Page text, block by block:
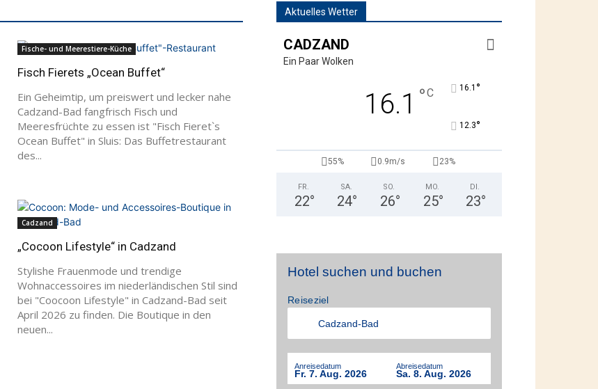
Fische- und Meerestiere-Küche
Fisch Fierets „Ocean Buffet“
Ein Geheimtip, um preiswert und lecker nahe
Cadzand-Bad fangfrisch Fisch und
Meeresfrüchte zu essen ist "Fisch Fieret`s
Ocean Buffet" in Sluis: Das Buffetrestaurant
des...
Cadzand
„Cocoon Lifestyle“ in Cadzand
Stylishe Frauenmode und trendige
Wohnaccessoires im niederländischen Stil sind
bei "Coocoon Lifestyle" in Cadzand-Bad seit
April 2026 zu finden. Die Boutique in den
neuen...
Aktuelles Wetter
CADZAND
Ein Paar Wolken
16.1 °C 16.1 °
12.3°
55% 0.9m/s 23%
FR.
22°
SA.
24°
SO.
26°
MO.
25°
DI.
23°
Hotel suchen und buchen
Reiseziel
Anreisedatum
Fr. 7. Aug. 2026
Abreisedatum
Sa. 8. Aug. 2026